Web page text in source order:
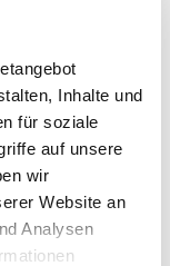
Inhalte und
für soziale
auf unsere
wir
Website an
Analysen